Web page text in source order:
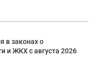
в законах о
и ЖКХ с августа 2026